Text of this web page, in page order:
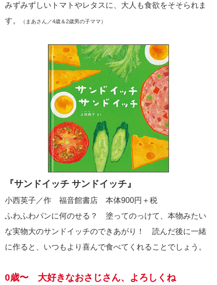
みずみずしいトマトやレタスに、大人も食欲をそそられま
す。
（まあさん／4歳＆2歳男の子ママ）
『サンドイッチ サンドイッチ』
小西英子／作 福音館書店 本体900円＋税
ふわふわパンに何のせる？ 塗ってのっけて、本物みたい
な実物大のサンドイッチのできあがり！ 読んだ後に一緒
に作ると、いつもより喜んで食べてくれることでしょう。
0歳〜 大好きなおさじさん、よろしくね